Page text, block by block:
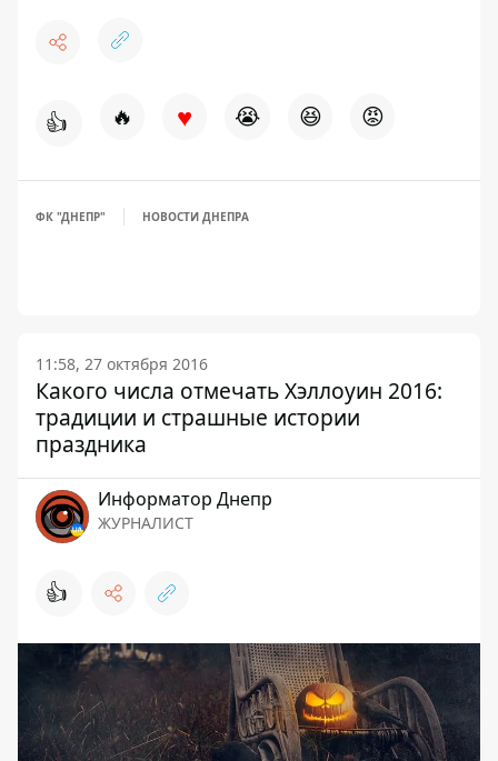
👍 🔥 ♥ 😭 😆 😡
ФК "ДНЕПР" НОВОСТИ ДНЕПРА
11:58, 27 октября 2016
Какого числа отмечать Хэллоуин 2016:
традиции и страшные истории
праздника
Информатор Днепр
ЖУРНАЛИСТ
👍